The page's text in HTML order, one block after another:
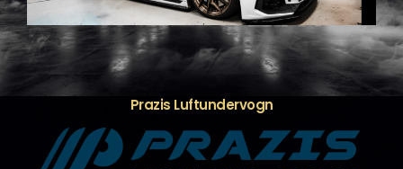
Prazis Luftundervogn